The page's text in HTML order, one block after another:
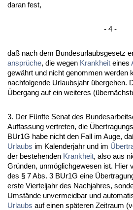
dar­an fest,
- 4 -
daß nach dem Bun­des­ur­laubs­ge­setz
ansprüche, die we­gen Krank­heit ei­nes
gewährt und nicht ge­nom­men wer­den
nach­fol­gen­de Ur­laubs­jahr über­ge­hen.
Über­gang auf ein wei­te­res
3. Der Fünf­te Se­nat des
Auf­fas­sung ver­tre­ten, die
BUr1G ha­be nicht den Fall im Au­ge,
Ur­laubs im Ka­len­der­jahr und im
der be­ste­hen­den Krank­heit, al­so aus
Gründen, unmöglich­ge­we­sen ist. Hier
des § 7 Abs. 3 BUr1G ei­ne
ers­te Vier­tel­jahr des Nach­jah­res,
Umstände un­ver­meid­bar und
Ur­laubs auf ei­nen späte­ren Zeit­raum